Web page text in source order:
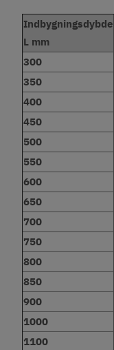
Indbygningsdybde
L mm
300
350
400
450
500
550
600
650
700
750
800
850
900
1000
1100